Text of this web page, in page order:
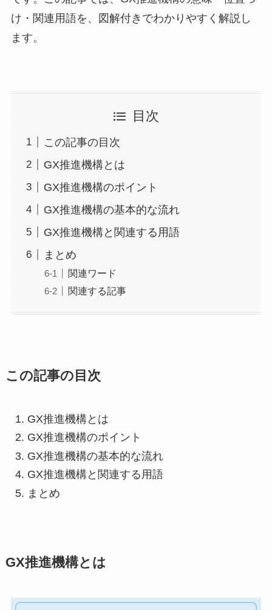
け・関連用語を、図解付きでわかりやすく解説し
ます。
目次
この記事の目次
GX推進機構とは
GX推進機構のポイント
GX推進機構の基本的な流れ
GX推進機構と関連する用語
まとめ
関連ワード
関連する記事
この記事の目次
GX推進機構とは
GX推進機構のポイント
GX推進機構の基本的な流れ
GX推進機構と関連する用語
まとめ
GX推進機構とは